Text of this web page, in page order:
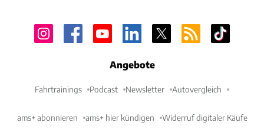
Angebote
Fahrtrainings Podcast Newsletter Autovergleich
ams+ abonnieren ams+ hier kündigen Widerruf digitaler Käufe